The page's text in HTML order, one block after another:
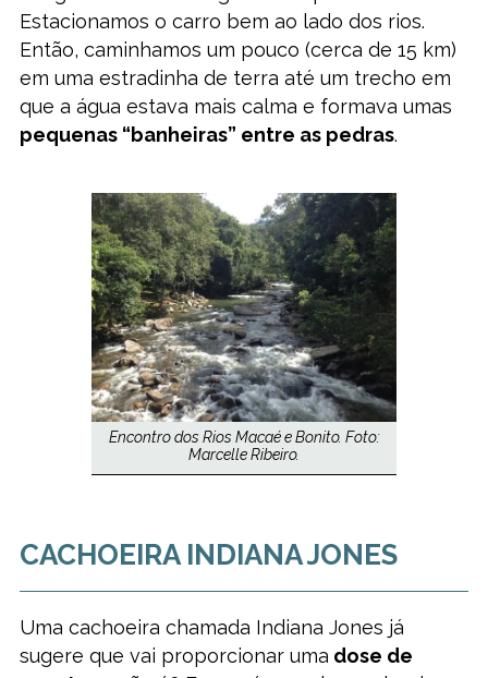
Estacionamos o carro bem ao lado dos rios.
Então, caminhamos um pouco (cerca de 15 km)
em uma estradinha de terra até um trecho em
que a água estava mais calma e formava umas
pequenas “banheiras” entre as pedras.
Encontro dos Rios Macaé e Bonito. Foto:
Marcelle Ribeiro.
CACHOEIRA INDIANA JONES
Uma cachoeira chamada Indiana Jones já
sugere que vai proporcionar uma dose de